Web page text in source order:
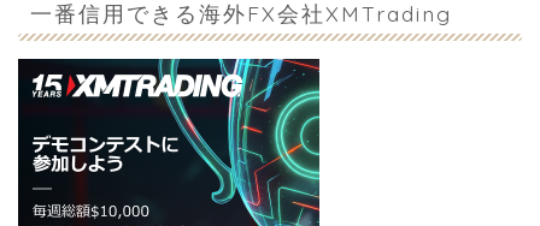
一番信用できる海外FX会社XMTrading